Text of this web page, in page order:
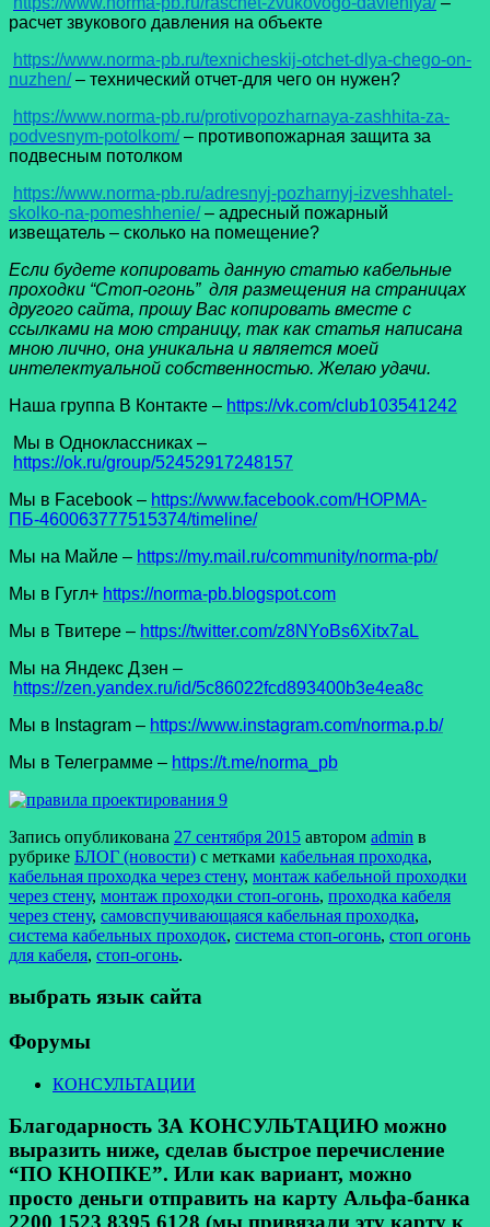
расчет звукового давления на объекте
https://www.norma-pb.ru/texnicheskij-otchet-dlya-chego-on-
nuzhen/– технический отчет-для чего он нужен?
https://www.norma-pb.ru/protivopozharnaya-zashhita-za-
podvesnym-potolkom/– противопожарная защита за
подвесным потолком
https://www.norma-pb.ru/adresnyj-pozharnyj-izveshhatel-
skolko-na-pomeshhenie/– адресный пожарный
извещатель – сколько на помещение?
Если будете копировать данную статью кабельные
проходки “Стоп-огонь” для размещения на страницах
другого сайта, прошу Вас копировать вместе с
ссылками на мою страницу, так как статья написана
мною лично, она уникальна и является моей
интелектуальной собственностью. Желаю удачи.
Наша группа В Контакте – https://vk.com/club103541242
Мы в Одноклассниках –
https://ok.ru/group/52452917248157
Мы в Facеbook – https://www.facebook.com/НОРМА-
ПБ-460063777515374/timeline/
Мы на Майле – https://my.mail.ru/community/norma-pb/
Мы в Гугл+ https://norma-pb.blogspot.com
Мы в Твитере – https://twitter.com/z8NYoBs6Xitx7aL
Мы на Яндекс Дзен –
https://zen.yandex.ru/id/5c86022fcd893400b3e4ea8c
Мы в Instagram – https://www.instagram.com/norma.p.b/
Мы в Телеграмме – https://t.me/norma_pb
Запись опубликована 27 сентября 2015 автором admin в
рубрике БЛОГ (новости) с метками кабельная проходка,
кабельная проходка через стену, монтаж кабельной проходки
через стену, монтаж проходки стоп-огонь, проходка кабеля
через стену, самовспучивающаяся кабельная проходка,
система кабельных проходок, система стоп-огонь, стоп огонь
для кабеля, стоп-огонь.
выбрать язык сайта
Форумы
КОНСУЛЬТАЦИИ
Благодарность ЗА КОНСУЛЬТАЦИЮ можно
выразить ниже, сделав быстрое перечисление
“ПО КНОПКЕ”. Или как вариант, можно
просто деньги отправить на карту Альфа-банка